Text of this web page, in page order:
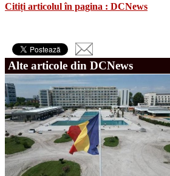
Citiți articolul în pagina : DCNews
Alte articole din DCNews